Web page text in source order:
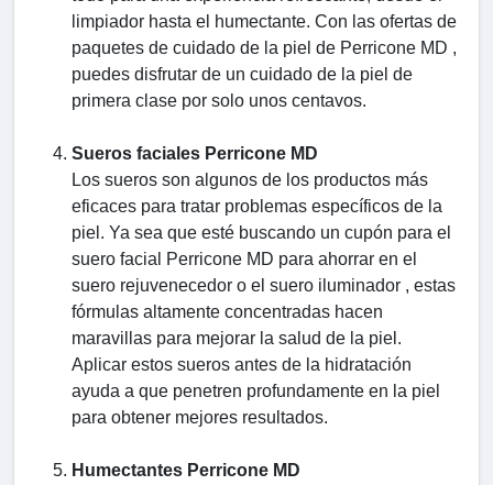
limpiador hasta el humectante. Con las ofertas de
paquetes de cuidado de la piel de Perricone MD ,
puedes disfrutar de un cuidado de la piel de
primera clase por solo unos centavos.
Sueros faciales Perricone MD
Los sueros son algunos de los productos más
eficaces para tratar problemas específicos de la
piel. Ya sea que esté buscando un cupón para el
suero facial Perricone MD para ahorrar en el
suero rejuvenecedor o el suero iluminador , estas
fórmulas altamente concentradas hacen
maravillas para mejorar la salud de la piel.
Aplicar estos sueros antes de la hidratación
ayuda a que penetren profundamente en la piel
para obtener mejores resultados.
Humectantes Perricone MD